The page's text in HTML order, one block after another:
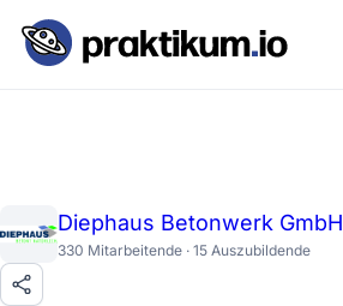
Diephaus Betonwerk GmbH
330 Mitarbeitende · 15 Auszubildende